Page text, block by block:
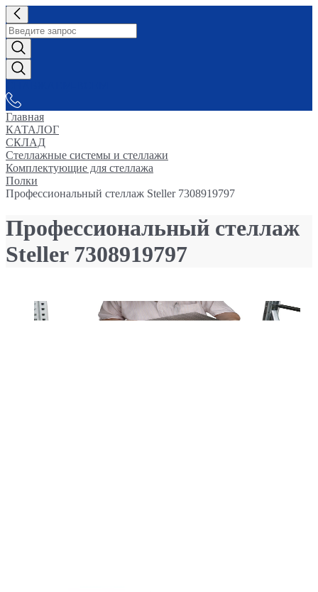
Главная
КАТАЛОГ
СКЛАД
Стеллажные системы и стеллажи
Комплектующие для стеллажа
Полки
Профессиональный стеллаж Steller 7308919797
Профессиональный стеллаж
Steller 7308919797